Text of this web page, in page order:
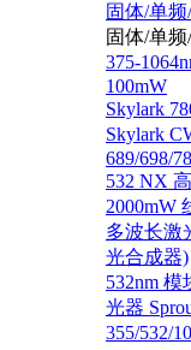
固体/单
固体/单
375-
100mW
Skylark
Skylark
689/698/
532 NX
2000mW
多波长激
光合成器)
532nm
光器
355/532/